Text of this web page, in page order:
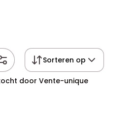
Sorteren op
door Vente-unique